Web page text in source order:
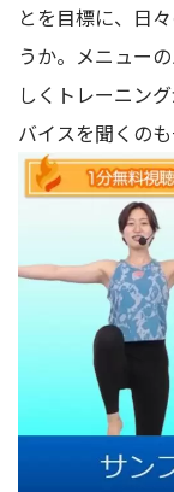
とを目標に、日
うか。メニュー
しくトレーニン
バイスを聞くの